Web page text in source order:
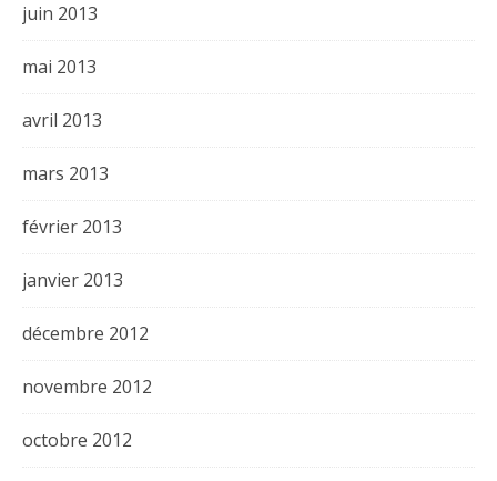
juin 2013
mai 2013
avril 2013
mars 2013
février 2013
janvier 2013
décembre 2012
novembre 2012
octobre 2012